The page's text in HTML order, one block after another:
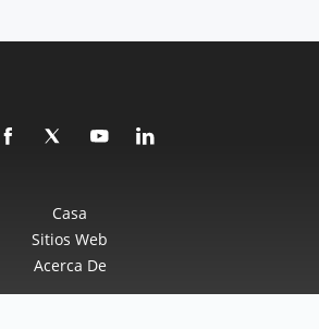
Casa
Sitios Web
Acerca De